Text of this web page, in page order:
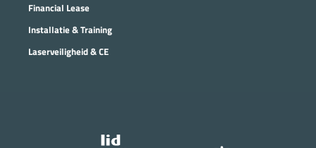
Financial Lease
Installatie & Training
Laserveiligheid & CE